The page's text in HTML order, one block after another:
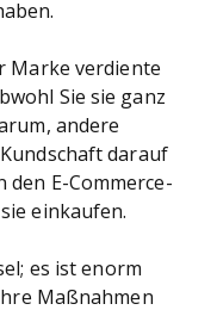
Marke verdiente
Sie sie ganz
andere
darauf
E-Commerce-
einkaufen.
es ist enorm
Maßnahmen